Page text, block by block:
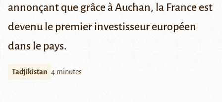
annonçant que grâce à Auchan, la France est
devenu le premier investisseur européen
dans le pays.
Tadjikistan 4 minutes